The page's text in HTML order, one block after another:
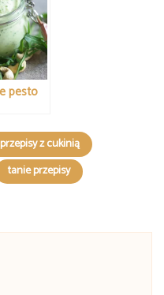
pesto
przepisy z cukinią
tanie przepisy